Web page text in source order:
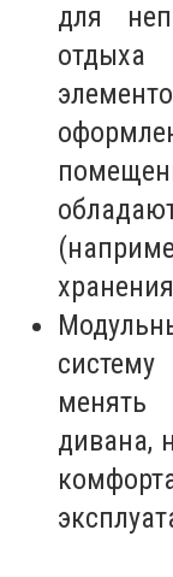
для
дивана,